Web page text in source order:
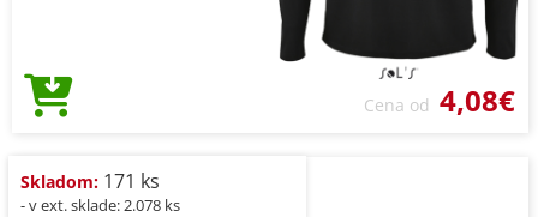
Cena od 4,08€
Skladom: 171 ks
- v ext. sklade: 2.078 ks